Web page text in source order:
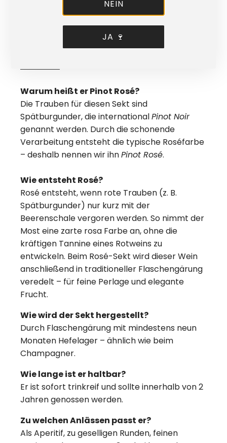
Ja, er ist als Brut ausgebaut – trocken, aber
mit fruchtiger Eleganz.
Wenn Sie es lieber fruchtig-mild-süffig mögen,
Warum heißt er Pinot Rosé?
Die Trauben für diesen Sekt sind
Spätburgunder, die internationalPinot Noir
genannt werden. Durch die schonende
Verarbeitung entsteht die typische Roséfarbe
– deshalb nennen wir ihnPinot Rosé.
Wie entsteht Rosé?
Rosé entsteht, wenn rote Trauben (z. B.
Spätburgunder) nur kurz mit der
Beerenschale vergoren werden. So nimmt der
Most eine zarte rosa Farbe an, ohne die
kräftigen Tannine eines Rotweins zu
entwickeln. Beim Rosé-Sekt wird dieser Wein
anschließend in traditioneller Flaschengärung
veredelt – für feine Perlage und elegante
Frucht.
Wie wird der Sekt hergestellt?
Durch Flaschengärung mit mindestens neun
Monaten Hefelager – ähnlich wie beim
Champagner.
Wie lange ist er haltbar?
Er ist sofort trinkreif und sollte innerhalb von 2
Jahren genossen werden.
Zu welchen Anlässen passt er?
Als Aperitif, zu geselligen Runden, feinen
NEIN
JA 🍷